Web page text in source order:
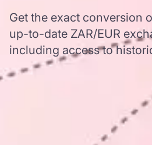
Get the exact conversion
up-to-date ZAR/EUR
including access to